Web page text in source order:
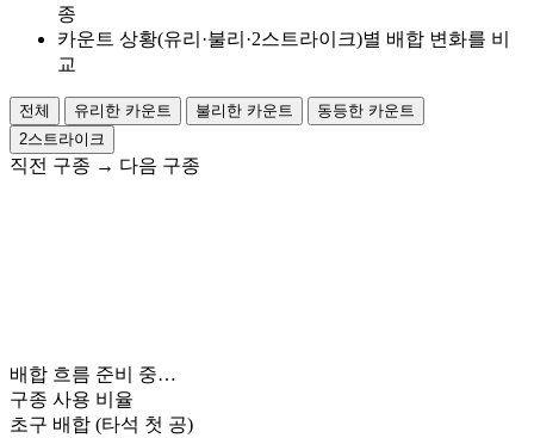
종
카운트 상황(유리·불리·2스트라이크)별 배합 변화를 비
교
전체 유리한 카운트 불리한 카운트
동등한 카운트
2스트라이크
직전 구종 → 다음 구종
배합 흐름 준비 중…
구종 사용 비율
초구 배합 (타석 첫 공)